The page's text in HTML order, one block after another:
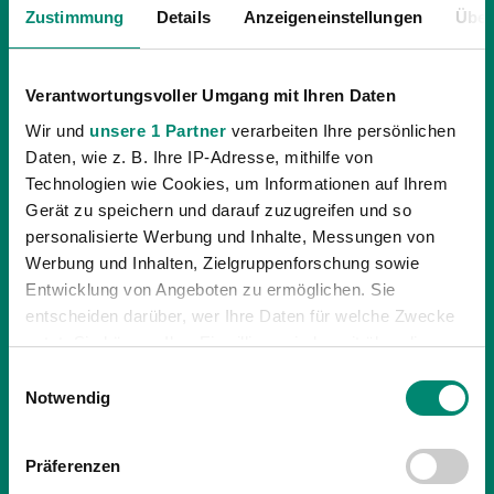
Zustimmung Details Anzeigeneinstellungen
Verantwortungsvoller Umgang mit Ihren Daten
Wir und unsere 1 Partner verarbeiten Ihre persönlichen
Daten, wie z. B. Ihre IP-Adresse, mithilfe von
Technologien wie Cookies, um Informationen auf Ihrem
Gerät zu speichern und darauf zuzugreifen und so
personalisierte Werbung und Inhalte, Messungen von
Werbung und Inhalten, Zielgruppenforschung sowie
Entwicklung von Angeboten zu ermöglichen. Sie
entscheiden darüber, wer Ihre Daten für welche Zwecke
nutzt. Sie können Ihre Einwilligung jederzeit über die
Trigger Symbol ändern oder widerrufen
Erfahren Sie mehr darüber, wie Ihre persönlichen Daten
verarbeitet werden, und legen Sie Ihre Präferenzen im
Notwendig
Präferenzen
07.11.2018| PROFIS
„MÜSSEN 100 PROZENT LEISTUNG
ABRUFEN“
Im letzten Heimspiel im Jahr 2018 empfängt die SV
Guntamatic Ried am Freitag, dem 9. November, Blau
Weiß Linz. Ankick in der „josko ARENA“ ist um 20.30